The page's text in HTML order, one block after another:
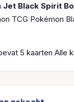
Jet Black Spirit
TCG Pokémon
5 kaarten Alle